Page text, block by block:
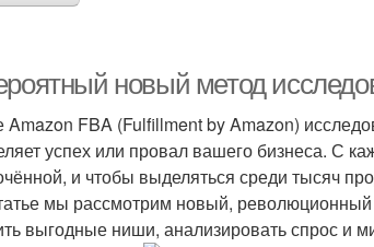
новый метод
FBA (Fulfillment by Amazon)
успех или провал вашего бизнеса. С
и чтобы выделяться среди тысяч
мы рассмотрим новый,
выгодные ниши, анализировать спрос и